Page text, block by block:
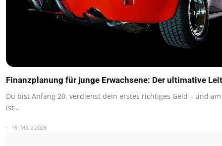
Finanzplanung für junge Erwachsene: Der ultimative
Du bist Anfang 20, verdienst dein erstes richtiges Geld – und
ist…
15. März 2026